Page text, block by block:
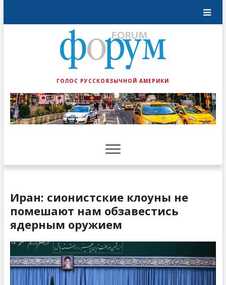
ГОЛОС РУССКОЯЗЫЧНОЙ АМЕРИКИ
Иран: сионистские клоуны не
помешают нам обзавестись
ядерным оружием